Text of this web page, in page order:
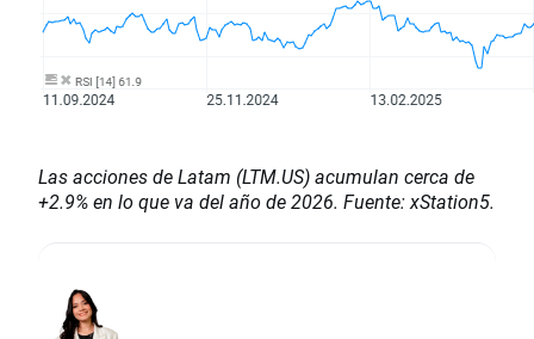
Las acciones de Latam (LTM.US) acumulan cerca de
+2.9% en lo que va del año de 2026. Fuente: xStation5.